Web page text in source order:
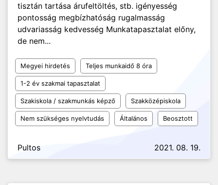
tisztán tartása árufeltöltés, stb. igényesség
pontosság megbízhatóság rugalmasság
udvariasság kedvesség Munkatapasztalat előny,
de nem...
Megyei hirdetés Teljes munkaidő 8 óra
1-2 év szakmai tapasztalat
Szakiskola / szakmunkás képző Szakközépiskola
Nem szükséges nyelvtudás Általános Beosztott
Pultos 2021. 08. 19.